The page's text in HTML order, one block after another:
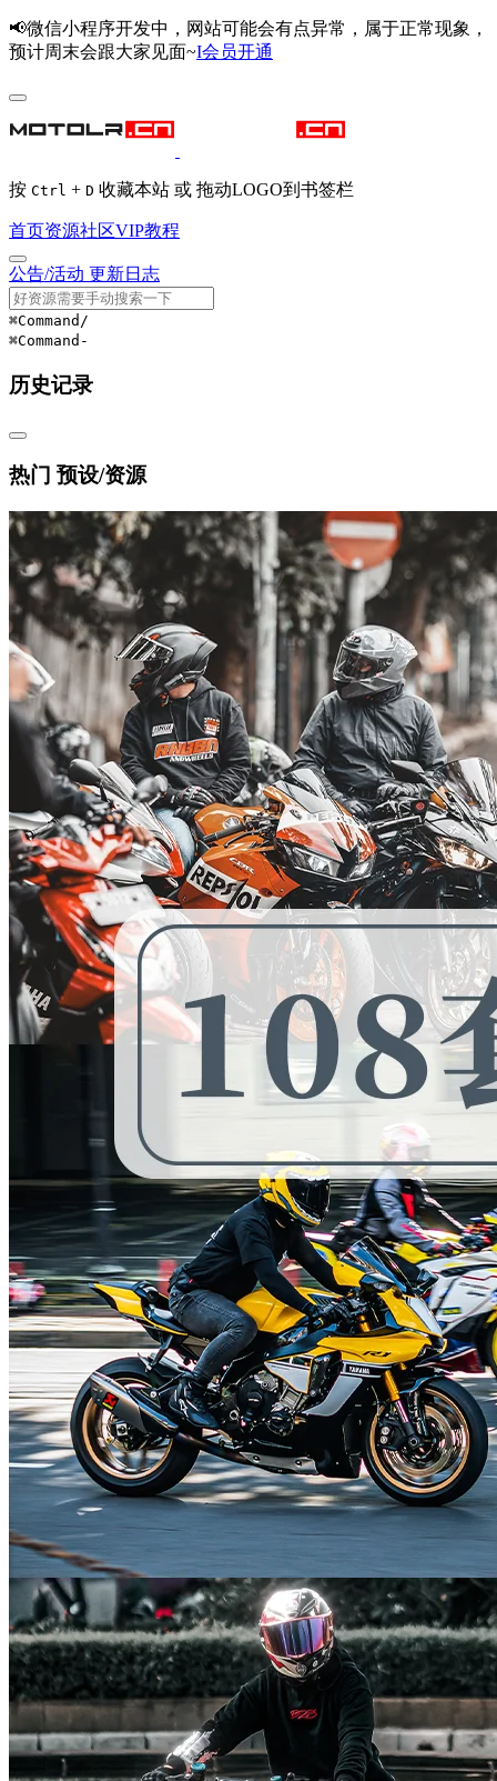
📢微信小程序开发中，网站可能会有点异常，属于正常现象，
预计周末会跟大家见面~I会员开通
按 Ctrl + D 收藏本站 或 拖动LOGO到书签栏
首页资源社区VIP教程
公告/活动 更新日志
⌘Command /
⌘Command -
历史记录
热门 预设/资源